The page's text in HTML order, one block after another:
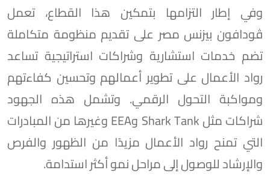
وفي إطار التزامها بتمكين هذا القطاع، تعمل
ڤودافون بيزنس مصر على تقديم منظومة متكاملة
تضم خدمات استشارية وشراكات استراتيجية تساعد
رواد الأعمال على تطوير أعمالهم وتحسين كفاءتهم
ومواكبة التحول الرقمي. وتشمل هذه الجهود
شراكات مثل Shark Tank وEEA وغيرها من المبادرات
التي تمنح رواد الأعمال مزيدًا من الظهور والفرص
والإرشاد للوصول إلى مراحل نمو أكثر استدامة.